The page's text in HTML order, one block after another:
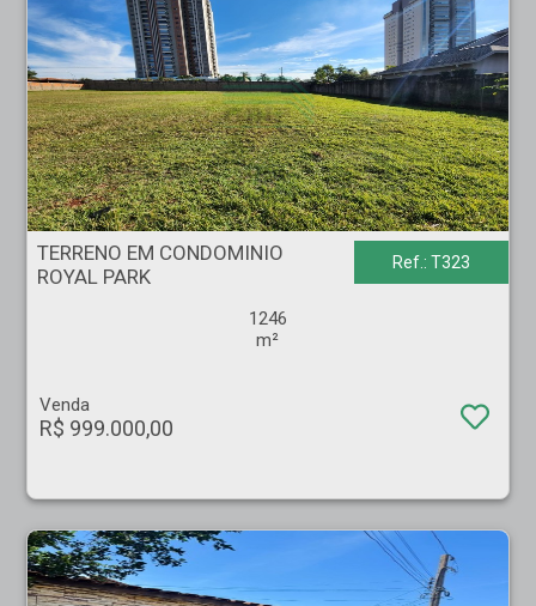
TERRENO EM CONDOMINIO - ROYAL PARK - Ribeirão Preto
TERRENO EM CONDOMINIO
ROYAL PARK
Ref.: T323
1246
m²
Venda
R$ 999.000,00